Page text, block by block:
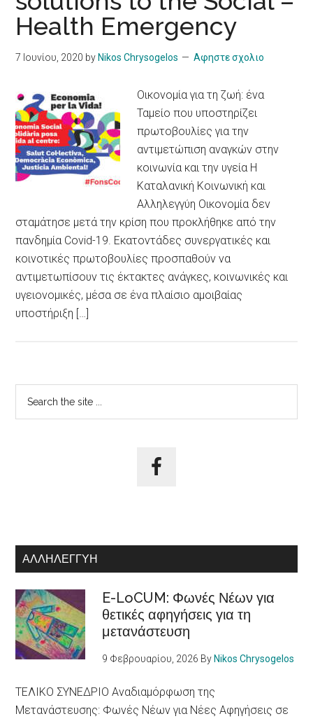
Health Emergency
7 Ιουνίου, 2020 by Nikos Chrysogelos Αφηστε σχολιο
Οικονομία για τη ζωή: ένα
Ταμείο που υποστηρίζει
πρωτοβουλίες για την
αντιμετώπιση αναγκών στην
κοινωνία και την υγεία Η
Καταλανική Κοινωνική και
Αλληλεγγύη Οικονομία δεν
σταμάτησε μετά την κρίση που προκλήθηκε από την
πανδημία Covid-19. Εκατοντάδες συνεργατικές και
κοινοτικές πρωτοβουλίες προσπαθούν να
αντιμετωπίσουν τις έκτακτες ανάγκες, κοινωνικές και
υγειονομικές, μέσα σε ένα πλαίσιο αμοιβαίας
υποστήριξη […]
Αρχική
Πλευρική
ΑΛΛΗΛΕΓΓΎΗ
E-LoCUM: Φωνές Νέων για
θετικές αφηγήσεις για τη
μετανάστευση
9 Φεβρουαρίου, 2026 By Nikos Chrysogelos
ΤΕΛΙΚΟ ΣΥΝΕΔΡΙΟ Αναδιαμόρφωση της
Μετανάστευσης: Φωνές Νέων για Νέες Αφηγήσεις σε